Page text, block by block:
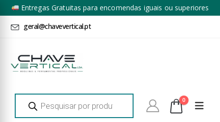
Entregas Gratuitas para encomendas iguais ou superiores
a 100€ + IVA*
geral@chavevertical.pt
Products
search 0